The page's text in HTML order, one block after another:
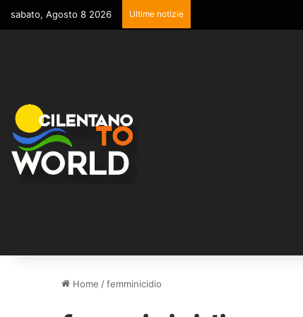
sabato, Agosto 8 2026 Ultime notizie
Home /femminicidio